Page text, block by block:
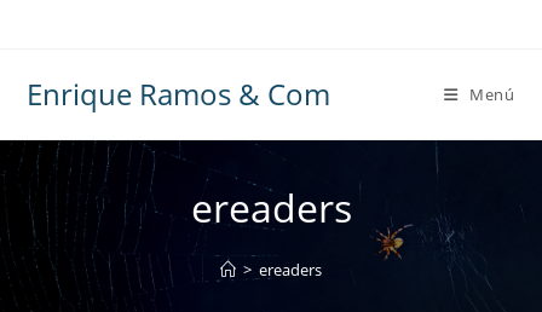
Enrique Ramos & Com Menú
ereaders
> ereaders